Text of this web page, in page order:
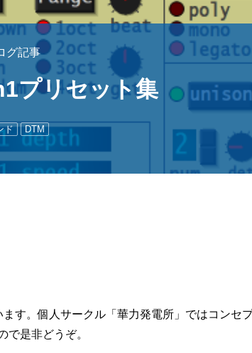
グ記事
プリセット集
ド DTM
す。個人サークル「華力発電所」ではコンセ
是非どうぞ。